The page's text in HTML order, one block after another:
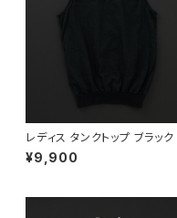
レディス タンクトップ ブラック
¥9,900